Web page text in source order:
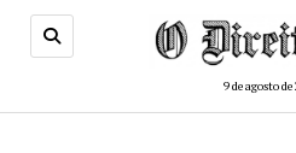
9 de agosto de